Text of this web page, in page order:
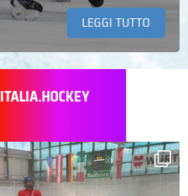
LEGGI TUTTO
ITALIA.HOCKEY